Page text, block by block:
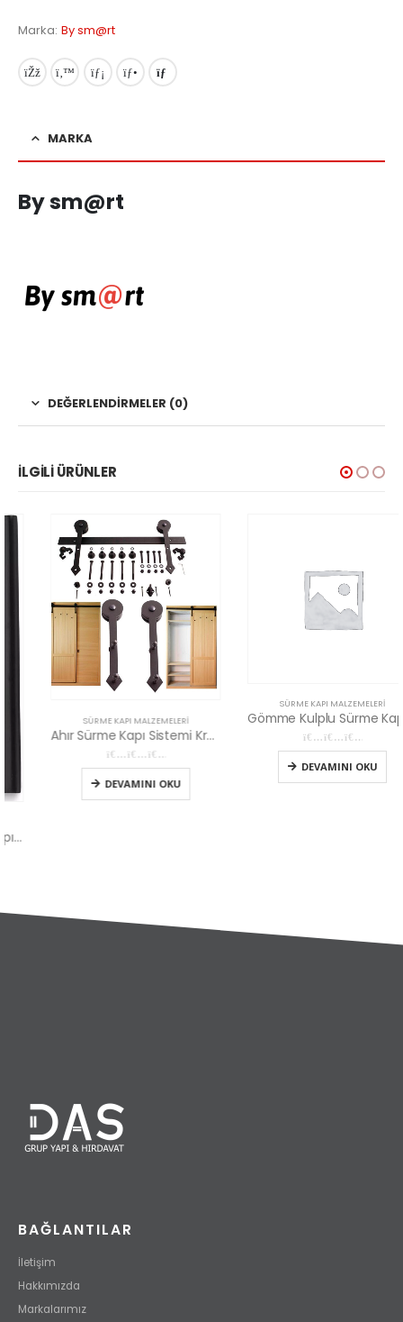
Marka: By sm@rt
MARKA
By sm@rt
DEĞERLENDIRMELER (0)
İLGILI ÜRÜNLER
SÜRME KAPI MALZEMELERI
Ahır Sürme Kapı Sistemi Kravat
5 üzerinden
DEVAMINI OKU
SÜRME KAPI MALZEMELERI
Gömme Kulplu Sürme Kapı Kilidi Wc Tipi Siyah
5 üzerinden
DEVAMINI OKU
Hakkımızda
Ürünlerimiz
ÇALIŞMA SAATLERİMİZ